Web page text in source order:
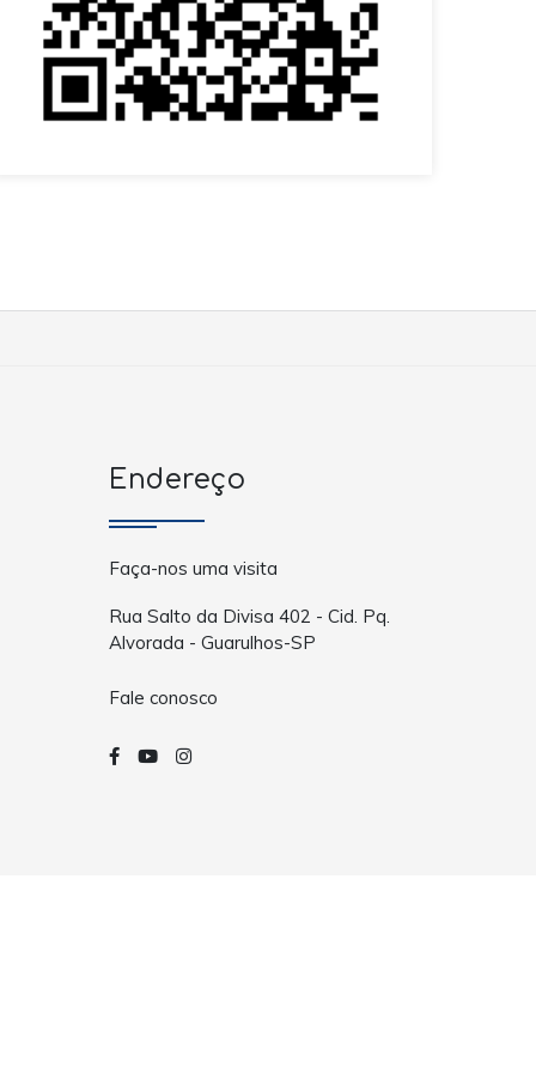
Endereço
Faça-nos uma visita
Rua Salto da Divisa 402 - Cid. Pq.
Alvorada - Guarulhos-SP
Fale conosco